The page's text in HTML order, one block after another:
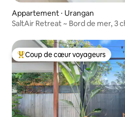
Appartement ⋅ Urangan
SaltAir Retreat ~ Bord de mer, 3
Coups de cœur voyageurs les
Coup de cœur voyageurs